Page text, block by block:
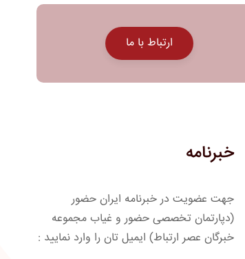
ارتباط با ما
خبرنامه
جهت عضویت در خبرنامه ایران حضور
(دپارتمان تخصصی حضور و غیاب مجموعه
خبرگان عصر ارتباط) ایمیل تان را وارد نمایید :